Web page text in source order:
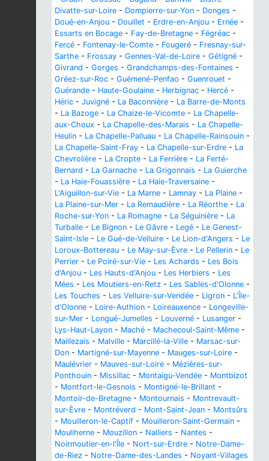
Divatte-sur-Loire - Dompierre-sur-Yon - Donges -
Doué-en-Anjou - Douillet - Erdre-en-Anjou - Ernée -
Essarts en Bocage - Fay-de-Bretagne - Fégréac -
Fercé - Fontenay-le-Comte - Fougeré - Fresnay-sur-
Sarthe - Frossay - Gennes-Val-de-Loire - Gétigné -
Givrand - Gorges - Grandchamps-des-Fontaines -
Gréez-sur-Roc - Guémené-Penfao - Guenrouet -
Guérande - Haute-Goulaine - Herbignac - Hercé -
Héric - Juvigné - La Baconnière - La Barre-de-Monts
- La Bazoge - La Chaize-le-Vicomte - La Chapelle-
aux-Choux - La Chapelle-des-Marais - La Chapelle-
Heulin - La Chapelle-Palluau - La Chapelle-Rainsouin -
La Chapelle-Saint-Fray - La Chapelle-sur-Erdre - La
Chevrolière - La Cropte - La Ferrière - La Ferté-
Bernard - La Garnache - La Grigonnais - La Guierche
- La Haie-Fouassière - La Haie-Traversaine -
L'Aiguillon-sur-Vie - La Marne - Lamnay - La Plaine -
La Plaine-sur-Mer - La Remaudière - La Réorthe - La
Roche-sur-Yon - La Romagne - La Séguinière - La
Turballe - Le Bignon - Le Gâvre - Legé - Le Genest-
Saint-Isle - Le Gué-de-Velluire - Le Lion-d'Angers - Le
Loroux-Bottereau - Le May-sur-Èvre - Le Pellerin - Le
Perrier - Le Poiré-sur-Vie - Les Achards - Les Bois
d'Anjou - Les Hauts-d'Anjou - Les Herbiers - Les
Mées - Les Moutiers-en-Retz - Les Sables-d'Olonne -
Les Touches - Les Velluire-sur-Vendée - Ligron - L'Île-
d'Olonne - Loire-Authion - Loireauxence - Longeville-
sur-Mer - Longué-Jumelles - Louverné - Lusanger -
Lys-Haut-Layon - Maché - Machecoul-Saint-Même -
Maillezais - Malville - Marcillé-la-Ville - Marsac-sur-
Don - Martigné-sur-Mayenne - Mauges-sur-Loire -
Maulévrier - Mauves-sur-Loire - Mézières-sur-
Ponthouin - Missillac - Montaigu-Vendée - Montbizot
- Montfort-le-Gesnois - Montigné-le-Brillant -
Montoir-de-Bretagne - Montournais - Montrevault-
sur-Èvre - Montréverd - Mont-Saint-Jean - Montsûrs
- Mouilleron-le-Captif - Mouilleron-Saint-Germain -
Mouliherne - Mouzillon - Nalliers - Nantes -
Noirmoutier-en-l'Île - Nort-sur-Erdre - Notre-Dame-
de-Riez - Notre-Dame-des-Landes - Noyant-Villages